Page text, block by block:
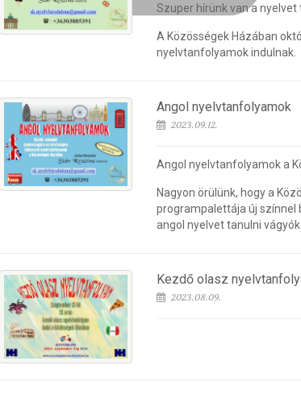
Szuper hírünk van a nyelvet
A Közösségek Házában
nyelvtanfolyamok indulnak.
Angol nyelvtanfolyamok
2023.09.12.
Angol nyelvtanfolyamok a
Nagyon örülünk, hogy a
programpalettája új színnel
angol nyelvet tanulni
Kezdő olasz
2023.08.09.